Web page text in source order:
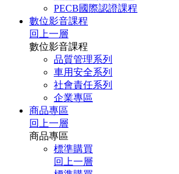
PECB國際認證課程
數位影音課程
回上一層
數位影音課程
品質管理系列
車用安全系列
社會責任系列
企業專區
商品專區
回上一層
商品專區
標準購買
回上一層